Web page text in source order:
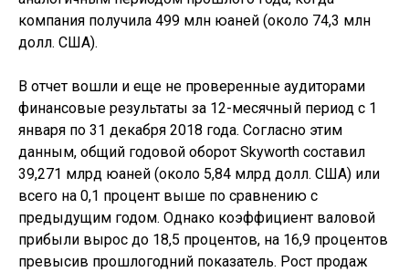
компания получила 499 млн юаней (около 74,3 млн
долл. США).
В отчет вошли и еще не проверенные аудиторами
финансовые результаты за 12-месячный период с 1
января по 31 декабря 2018 года. Согласно этим
данным, общий годовой оборот Skyworth составил
39,271 млрд юаней (около 5,84 млрд долл. США) или
всего на 0,1 процент выше по сравнению с
предыдущим годом. Однако коэффициент валовой
прибыли вырос до 18,5 процентов, на 16,9 процентов
превысив прошлогодний показатель. Рост продаж